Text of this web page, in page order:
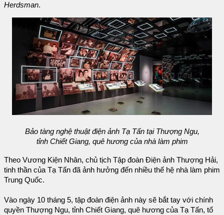
Herdsman.
Bảo tàng nghệ thuật điện ảnh Tạ Tấn tại Thượng Ngu,
tỉnh Chiết Giang, quê hương của nhà làm phim
Theo Vương Kiện Nhân, chủ tịch Tập đoàn Điện ảnh Thượng Hải,
tinh thần của Tạ Tấn đã ảnh hưởng đến nhiều thế hệ nhà làm phim
Trung Quốc.
Vào ngày 10 tháng 5, tập đoàn điện ảnh này sẽ bắt tay với chính
quyền Thượng Ngu, tỉnh Chiết Giang, quê hương của Tạ Tấn, tổ